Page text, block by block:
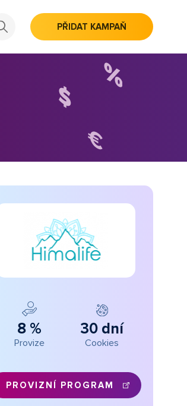
PŘIDAT KAMPAŇ
8 %
Provize
30 dní
Cookies
PROVIZNÍ PROGRAM